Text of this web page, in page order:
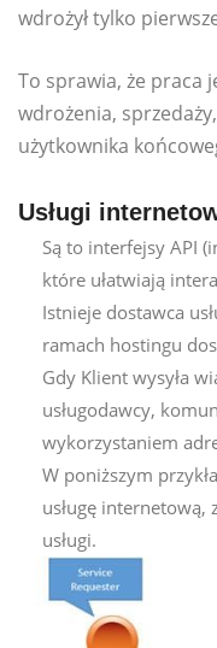
wdrożył tylko
To sprawia, że ​​praca
wdrożenia,
użytkownika
Usługi
Są to interfejsy API
które ułatwiają
Istnieje dostawca
ramach hostingu
Gdy Klient wysyła
usługodawcy,
wykorzystaniem
W poniższym
usługę internetową,
usługi.